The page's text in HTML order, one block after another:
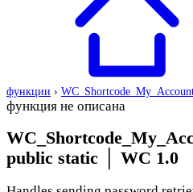
функции ›
функция не описана
public static
WC 1.0